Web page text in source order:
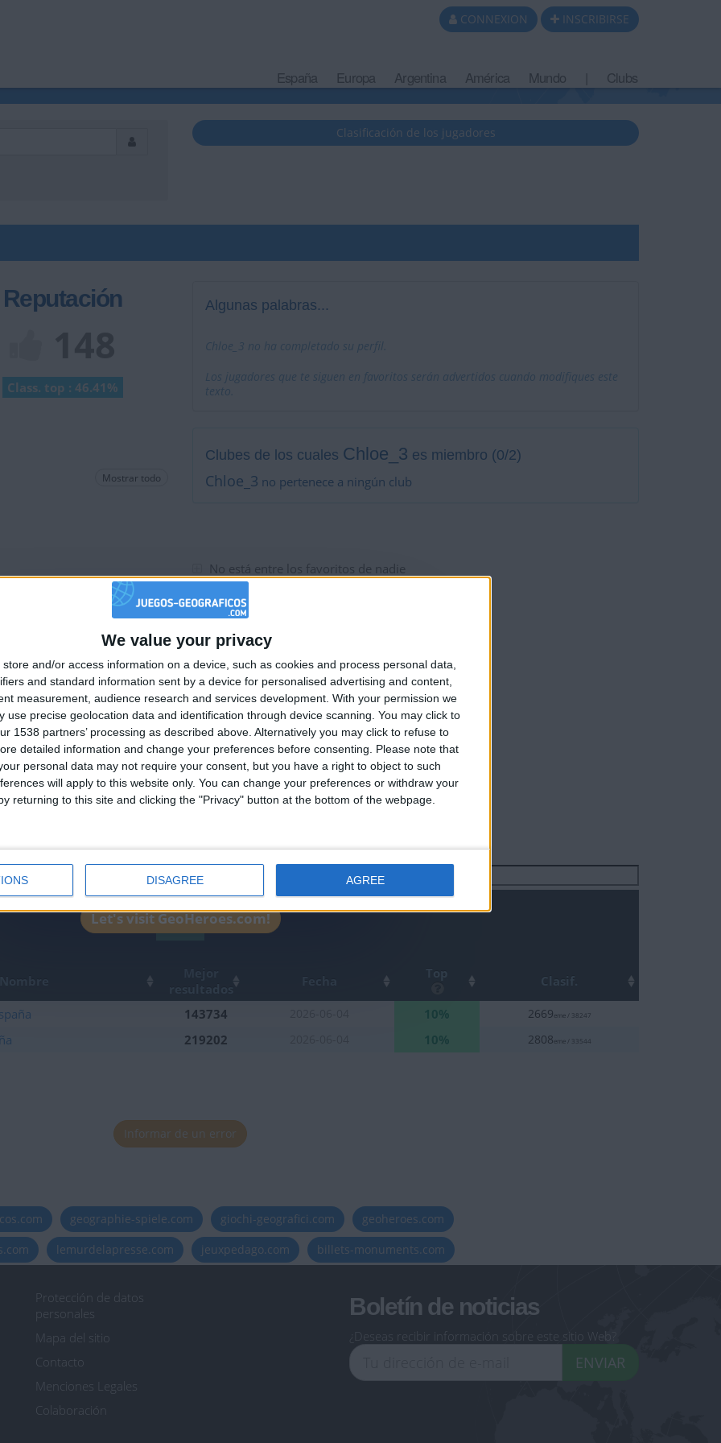
We value your privacy
store and/or access information on a device, such as cookies and process personal data,
and standard information sent by a device for personalised advertising and content,
measurement, audience research and services development. With your permission we
use precise geolocation data and identification through device scanning. You may click to
1538 partners’ processing as described above. Alternatively you may click to refuse to
detailed information and change your preferences before consenting.
Please note that
personal data may not require your consent, but you have a right to object to such
will apply to this website only. You can change your preferences or withdraw your
returning to this site and clicking the "Privacy" button at the bottom of the webpage.
DISAGREE AGREE
CONNEXION INSCRIBIRSE
España Europa Argentina América Mundo Clubs
Clasificación de los jugadores
Reputación
Class. top : 46.41%
Mostrar todo
Algunas palabras...
Chloe_3 no ha completado su perfil.
Los jugadores que te siguen en favoritos serán advertidos cuando modifiques este
texto.
Clubes de los cuales Chloe_3 es miembro (0/2)
Chloe_3 no pertenece a ningún club
No está entre los favoritos de nadie
2
Nombre
Mejor
resultados
Fecha Top Clasif.
143734 10% 2669eme / 38247
219202 10% 2808eme / 33544
Informar de un error
geographie-spiele.com giochi-geografici.com
geoheroes.com
lemurdelapresse.com jeuxpedago.com billets-monuments.com
Protección de datos
personales
Mapa del sitio
Contacto
Menciones Legales
Colaboración
Boletín de noticias
¿Deseas recibir información sobre este sitio Web?
ENVIAR
🇺🇸 We noticed you’re visiting from
an English-speaking country
Join our American version now and be among
the firsts to submit your score on our
leaderboards!
Let's visit GeoHeroes.com!